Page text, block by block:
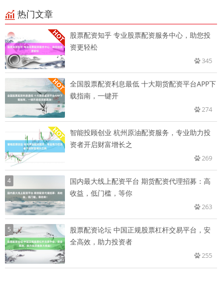
热门文章
股票配资知乎 专业股票配资服务中心，助您投
资更轻松
345
全国股票配资利息最低 十大期货配资平台APP下
载指南，一键开
274
智能投顾创业 杭州原油配资服务，专业助力投
资者开启财富增长之
269
4
国内最大线上配资平台 期货配资代理招募：高
收益，低门槛，等你
263
5
股票配资论坛 中国正规股票杠杆交易平台，安
全高效，助力投资者
255